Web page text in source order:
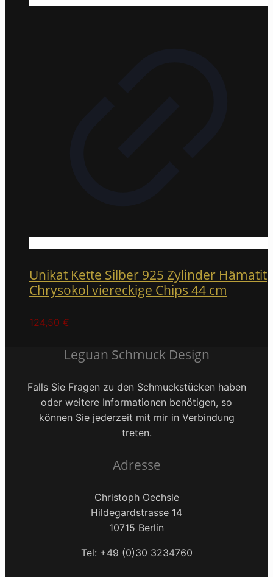
Unikat Kette Silber 925 Zylinder Hämatit
Chrysokol viereckige Chips 44 cm
124,50 €
Leguan Schmuck Design
Falls Sie Fragen zu den Schmuckstücken haben
oder weitere Informationen benötigen, so
können Sie jederzeit mit mir in Verbindung
treten.
Adresse
Christoph Oechsle
Hildegardstrasse 14
10715 Berlin
Tel: +49 (0)30 3234760